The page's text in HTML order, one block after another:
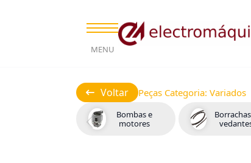
MENU
Voltar Peças Categoria:Variados
Bombas e
motores